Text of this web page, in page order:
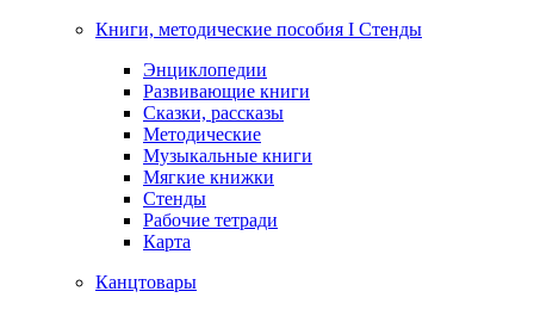
Книги, методические пособия I Стенды
Энциклопедии
Развивающие книги
Сказки, рассказы
Методические
Музыкальные книги
Мягкие книжки
Стенды
Рабочие тетради
Карта
Канцтовары